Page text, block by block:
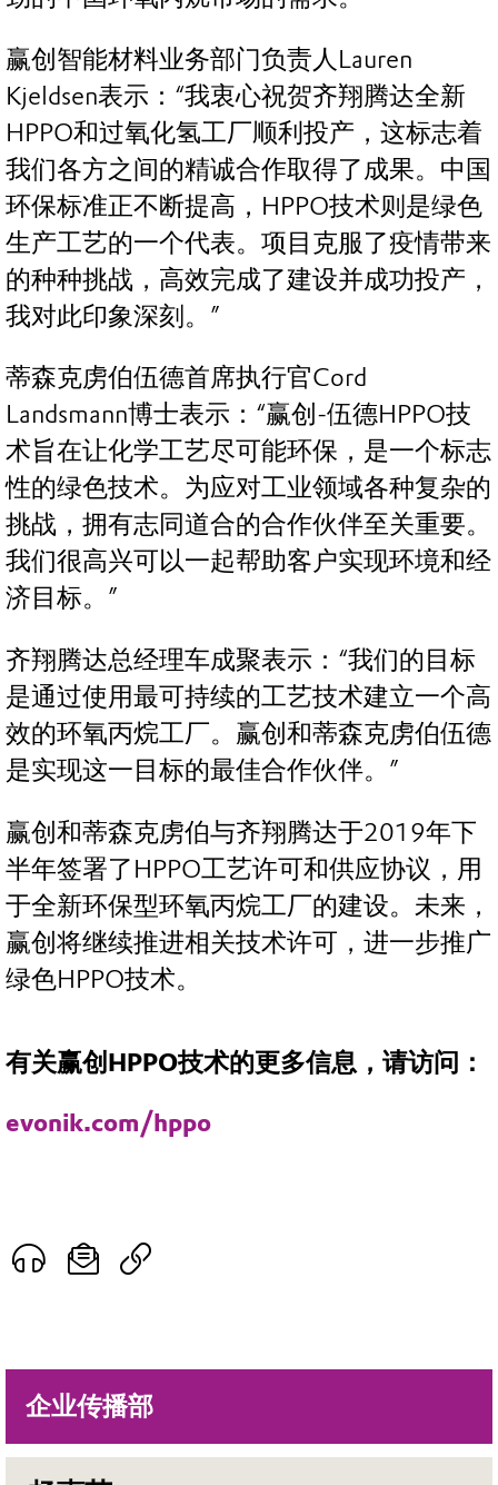
企业传播部
赢创智能材料业务部门负责人Lauren
Kjeldsen表示：“我衷心祝贺齐翔腾达全新
HPPO和过氧化氢工厂顺利投产，这标志着
我们各方之间的精诚合作取得了成果。中国
环保标准正不断提高，HPPO技术则是绿色
生产工艺的一个代表。项目克服了疫情带来
的种种挑战，高效完成了建设并成功投产，
我对此印象深刻。”
蒂森克虏伯伍德首席执行官Cord
Landsmann博士表示：“赢创-伍德HPPO技
术旨在让化学工艺尽可能环保，是一个标志
性的绿色技术。为应对工业领域各种复杂的
挑战，拥有志同道合的合作伙伴至关重要。
我们很高兴可以一起帮助客户实现环境和经
济目标。”
齐翔腾达总经理车成聚表示：“我们的目标
是通过使用最可持续的工艺技术建立一个高
效的环氧丙烷工厂。赢创和蒂森克虏伯伍德
是实现这一目标的最佳合作伙伴。”
赢创和蒂森克虏伯与齐翔腾达于2019年下
半年签署了HPPO工艺许可和供应协议，用
于全新环保型环氧丙烷工厂的建设。未来，
赢创将继续推进相关技术许可，进一步推广
绿色HPPO技术。
有关赢创HPPO技术的更多信息，请访问：
evonik.com/hppo